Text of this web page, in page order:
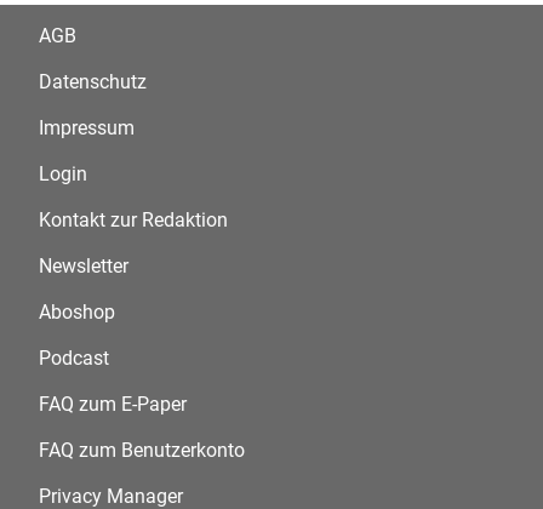
AGB
Datenschutz
Impressum
Login
Kontakt zur Redaktion
Newsletter
Aboshop
Podcast
FAQ zum E-Paper
FAQ zum Benutzerkonto
Privacy Manager